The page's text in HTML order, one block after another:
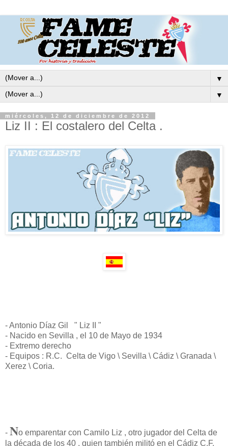
▼
▼
miércoles, 12 de diciembre de 2012
Liz II : El costalero del Celta .
- Antonio Díaz Gil " Liz II "
- Nacido en Sevilla , el 10 de Mayo de 1934
- Extremo derecho
- Equipos : R.C. Celta de Vigo \ Sevilla \ Cádiz \ Granada \
Xerez \ Coria.
- No emparentar con Camilo Liz , otro jugador del Celta de
la década de los 40 , quien también militó en el Cádiz C.F.